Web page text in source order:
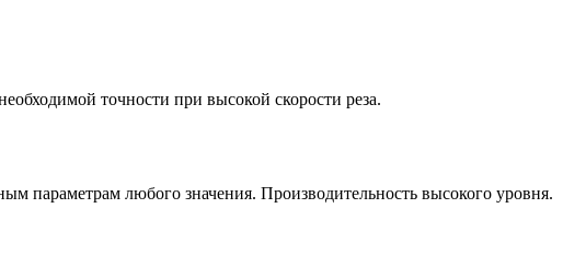
точности при высокой скорости реза.
параметрам любого значения. Производительность высокого уровня.